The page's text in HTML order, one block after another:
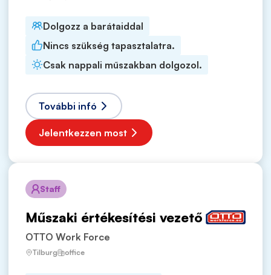
Dolgozz a barátaiddal
Nincs szükség tapasztalatra.
Csak nappali műszakban dolgozol.
További infó
Jelentkezzen most
Staff
Műszaki értékesítési vezető
OTTO Work Force
Tilburg office